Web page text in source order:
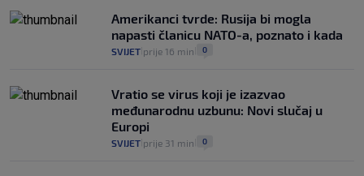
se dogodilo ništa. Vlada se zaljubila u te
intervencije"
| 30. srp. 25
Amerikanci tvrde: Rusija bi mogla
napasti članicu NATO-a, poznato i kada
SVIJET prije 16 min 0
Vratio se virus koji je izazvao
međunarodnu uzbunu: Novi slučaj u
Europi
SVIJET prije 31 min 0